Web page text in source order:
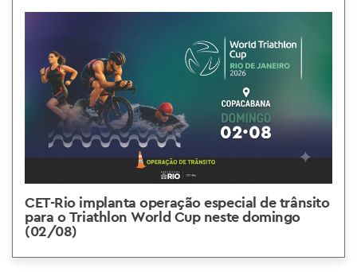
CET-Rio implanta operação especial de trânsito
para o Triathlon World Cup neste domingo
(02/08)